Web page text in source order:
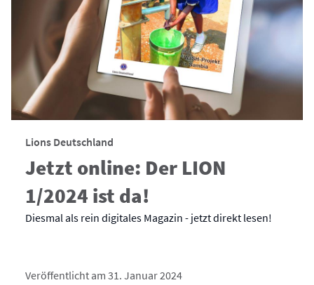
Lions Deutschland
Jetzt online: Der LION
1/2024 ist da!
Diesmal als rein digitales Magazin - jetzt direkt lesen!
Veröffentlicht am 31. Januar 2024